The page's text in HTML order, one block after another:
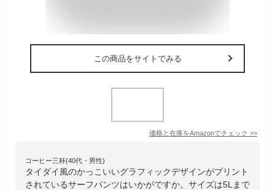
この商品をサイトでみる
価格と在庫をAmazonでチェック >>
コーヒー三杯(40代・男性)
タイダイ風のかっこいいグラフィックデザインがプリント
されているサーフパンツはいかがですか。サイズは5Lまで